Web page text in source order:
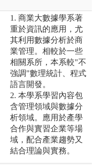
1. 商業大數據學系著
重於資訊的應用，尤
其利用數據分析於商
業管理。相較於一些
相關系所，本系較"不
強調"數理統計、程式
語言開發。
2. 本學系學習內容包
含管理領域與數據分
析領域。應用於產學
合作與實習企業等場
域，配合產業趨勢又
結合理論與實務。